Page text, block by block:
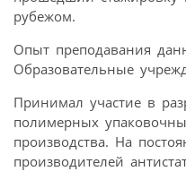
рубежом.
Опыт преподавания
Образовательные
Принимал участие в
полимерных
производства. На
производителей